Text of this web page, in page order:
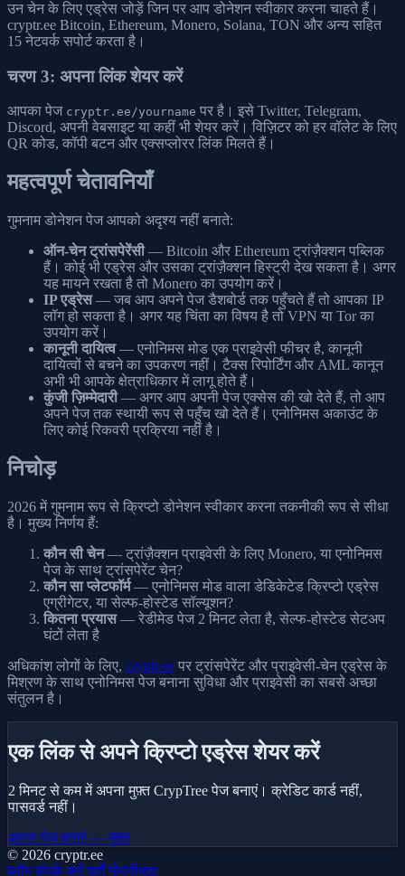
उन चेन के लिए एड्रेस जोड़ें जिन पर आप डोनेशन स्वीकार करना चाहते हैं।
cryptr.ee Bitcoin, Ethereum, Monero, Solana, TON और अन्य सहित
15 नेटवर्क सपोर्ट करता है।
चरण 3: अपना लिंक शेयर करें
आपका पेज cryptr.ee/yourname पर है। इसे Twitter, Telegram,
Discord, अपनी वेबसाइट या कहीं भी शेयर करें। विज़िटर को हर वॉलेट के लिए
QR कोड, कॉपी बटन और एक्सप्लोरर लिंक मिलते हैं।
महत्वपूर्ण चेतावनियाँ
गुमनाम डोनेशन पेज आपको अदृश्य नहीं बनाते:
ऑन-चेन ट्रांसपेरेंसी— Bitcoin और Ethereum ट्रांज़ैक्शन पब्लिक
हैं। कोई भी एड्रेस और उसका ट्रांज़ैक्शन हिस्ट्री देख सकता है। अगर
यह मायने रखता है तो Monero का उपयोग करें।
IP एड्रेस— जब आप अपने पेज डैशबोर्ड तक पहुँचते हैं तो आपका IP
लॉग हो सकता है। अगर यह चिंता का विषय है तो VPN या Tor का
उपयोग करें।
कानूनी दायित्व— एनोनिमस मोड एक प्राइवेसी फीचर है, कानूनी
दायित्वों से बचने का उपकरण नहीं। टैक्स रिपोर्टिंग और AML कानून
अभी भी आपके क्षेत्राधिकार में लागू होते हैं।
कुंजी ज़िम्मेदारी— अगर आप अपनी पेज एक्सेस की खो देते हैं, तो आप
अपने पेज तक स्थायी रूप से पहुँच खो देते हैं। एनोनिमस अकाउंट के
लिए कोई रिकवरी प्रक्रिया नहीं है।
निचोड़
2026 में गुमनाम रूप से क्रिप्टो डोनेशन स्वीकार करना तकनीकी रूप से सीधा
है। मुख्य निर्णय हैं:
कौन सी चेन— ट्रांज़ैक्शन प्राइवेसी के लिए Monero, या एनोनिमस
पेज के साथ ट्रांसपेरेंट चेन?
कौन सा प्लेटफॉर्म— एनोनिमस मोड वाला डेडिकेटेड क्रिप्टो एड्रेस
एग्रीगेटर, या सेल्फ-होस्टेड सॉल्यूशन?
कितना प्रयास— रेडीमेड पेज 2 मिनट लेता है, सेल्फ-होस्टेड सेटअप
घंटों लेता है
अधिकांश लोगों के लिए, cryptr.ee पर ट्रांसपेरेंट और प्राइवेसी-चेन एड्रेस के
मिश्रण के साथ एनोनिमस पेज बनाना सुविधा और प्राइवेसी का सबसे अच्छा
संतुलन है।
एक लिंक से अपने क्रिप्टो एड्रेस शेयर करें
2 मिनट से कम में अपना मुफ़्त CrypTree पेज बनाएं। क्रेडिट कार्ड नहीं,
पासवर्ड नहीं।
अपना पेज बनाएं — मुफ़्त
© 2026 cryptr.ee
ब्लॉग संपर्क करें शर्तें गोपनीयता